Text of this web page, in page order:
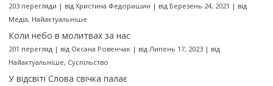
203 перегляди | від Христина Федоришин | від Березень 24, 2021 | від
Медіа, Найактуальніше
Коли небо в молитвах за нас
201 перегляд | від Оксана Ровенчак| від Липень 17, 2023| від
Найактуальніше, Суспільство
У відсвіті Слова свічка палає